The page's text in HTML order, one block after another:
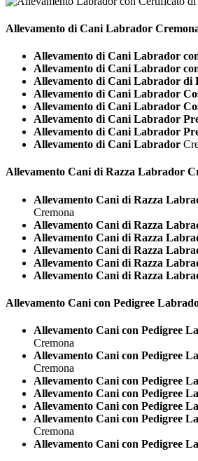
Allevamento di Cani Labrador
Allevamento di Cani Labrador
Allevamento di Cani Labrador
Allevamento di Cani Labrador di
Allevamento di Cani Labrador
Allevamento di Cani Labrador
Allevamento di Cani Labrador
Allevamento di Cani Labrador
Allevamento di Cani Labrador
Allevamento Cani di Razza Labrador
Allevamento Cani di Razza
Cremona
Allevamento Cani di Razza
Allevamento Cani di Razza
Allevamento Cani di Razza
Allevamento Cani di Razza
Allevamento Cani di Razza
Allevamento Cani con Pedigree
Allevamento Cani con Pedigree
Cremona
Allevamento Cani con Pedigree
Cremona
Allevamento Cani con Pedigree
Allevamento Cani con Pedigree
Allevamento Cani con Pedigree
Allevamento Cani con Pedigree
Cremona
Allevamento Cani con Pedigree